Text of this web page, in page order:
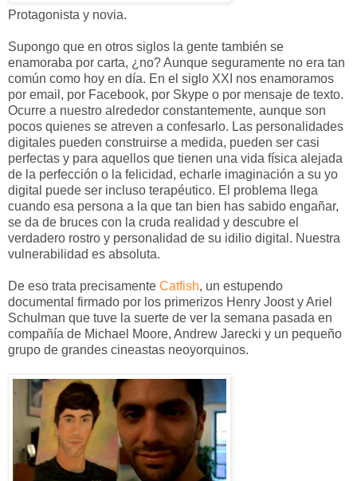
Protagonista y novia.
Supongo que en otros siglos la gente también se
enamoraba por carta, ¿no? Aunque seguramente no era tan
común como hoy en día. En el siglo XXI nos enamoramos
por email, por Facebook, por Skype o por mensaje de texto.
Ocurre a nuestro alrededor constantemente, aunque son
pocos quienes se atreven a confesarlo. Las personalidades
digitales pueden construirse a medida, pueden ser casi
perfectas y para aquellos que tienen una vida física alejada
de la perfección o la felicidad, echarle imaginación a su yo
digital puede ser incluso terapéutico. El problema llega
cuando esa persona a la que tan bien has sabido engañar,
se da de bruces con la cruda realidad y descubre el
verdadero rostro y personalidad de su idilio digital. Nuestra
vulnerabilidad es absoluta.
De eso trata precisamente Catfish, un estupendo
documental firmado por los primerizos Henry Joost y Ariel
Schulman que tuve la suerte de ver la semana pasada en
compañía de Michael Moore, Andrew Jarecki y un pequeño
grupo de grandes cineastas neoyorquinos.